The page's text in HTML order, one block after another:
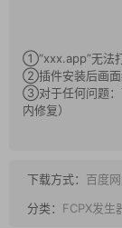
①“xxx.app”无法
②插件安装后画面
③对于任何问题：
内修复）
下载方式： 百度
分类： FCPX发生